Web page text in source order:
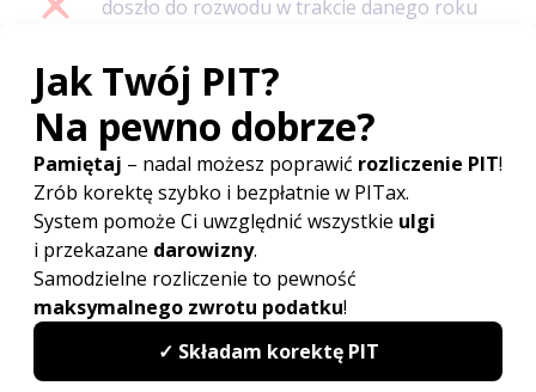
doszło do rozwodu w trakcie danego roku
została ustanowiona rozdzielność
majątkowa,
przychody jednego z małżonków zostały
opodatkowane ryczałtem od przychodów
ewidencjonowanych (z wyjątkiem przychodów
pochodzących ze źródła jakim jest
prywatny),
jeden z małżonków jest podatnikiempodatku
liniowego,